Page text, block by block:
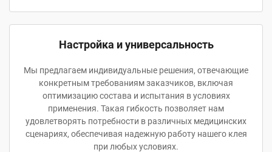
Настройка и универсальность
Мы предлагаем индивидуальные решения, отвечающие
конкретным требованиям заказчиков, включая
оптимизацию состава и испытания в условиях
применения. Такая гибкость позволяет нам
удовлетворять потребности в различных медицинских
сценариях, обеспечивая надежную работу нашего клея
при любых условиях.